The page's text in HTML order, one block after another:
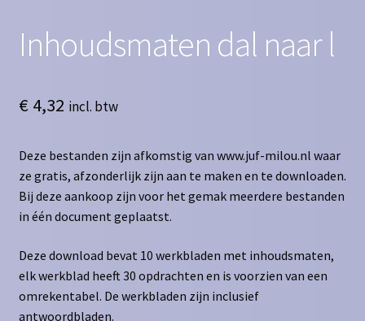
Inhoudsmaten dal naar l
€4,32 incl. btw
Deze bestanden zijn afkomstig van www.juf-milou.nl waar
ze gratis, afzonderlijk zijn aan te maken en te downloaden.
Bij deze aankoop zijn voor het gemak meerdere bestanden
in één document geplaatst.
Deze download bevat 10 werkbladen met inhoudsmaten,
elk werkblad heeft 30 opdrachten en is voorzien van een
omrekentabel. De werkbladen zijn inclusief
antwoordbladen.